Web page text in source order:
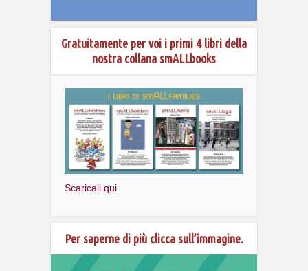
Gratuitamente per voi i primi 4 libri della
nostra collana smALLbooks
Scaricali qui
Per saperne di più clicca sull’immagine.